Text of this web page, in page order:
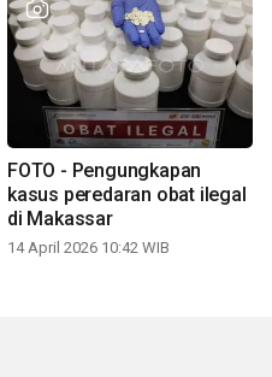
FOTO - Pengungkapan
kasus peredaran obat ilegal
di Makassar
14 April 2026 10:42 WIB